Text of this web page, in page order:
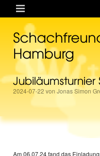

AKTUELLES
RESSOURCEN
VEREIN
MANNSCHAFTEN
TURNIERE
Hamburg
Jubiläumsturnier
2024-07-22 von Jonas Simon
Am 06.07.24 fand das